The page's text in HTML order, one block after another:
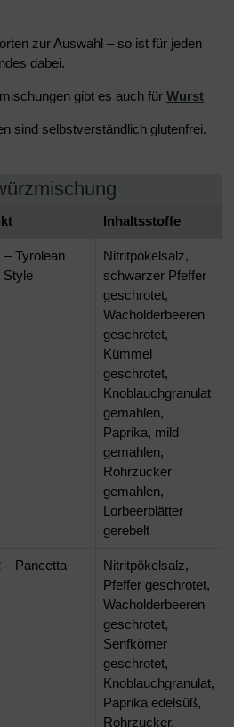
zur Auswahl – so ist für jeden
dabei.
gibt es auch für Wurst
sind selbstverständlich glutenfrei.
Inhaltsstoffe
– Tyrolean
Style
Nitritpökelsalz,
schwarzer Pfeffer
geschrotet,
Wacholderbeeren
geschrotet,
Kümmel
geschrotet,
Knoblauchgranulat
gemahlen,
Paprika, mild
gemahlen,
Rohrzucker
gemahlen,
Lorbeerblätter
gerebelt
– Pancetta
Nitritpökelsalz,
Pfeffer geschrotet,
Wacholderbeeren
geschrotet,
Senfkörner
geschrotet,
Knoblauchgranulat,
Paprika edelsüß,
Rohrzucker,